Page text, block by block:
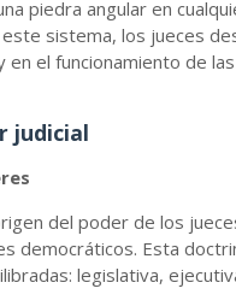
piedra angular en
sistema, los jueces
en el funcionamiento de
judicial
del poder de los
democráticos. Esta
legislativa,